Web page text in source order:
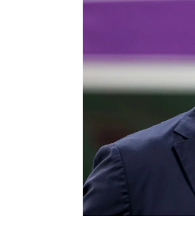
kəşfiyyatçıların